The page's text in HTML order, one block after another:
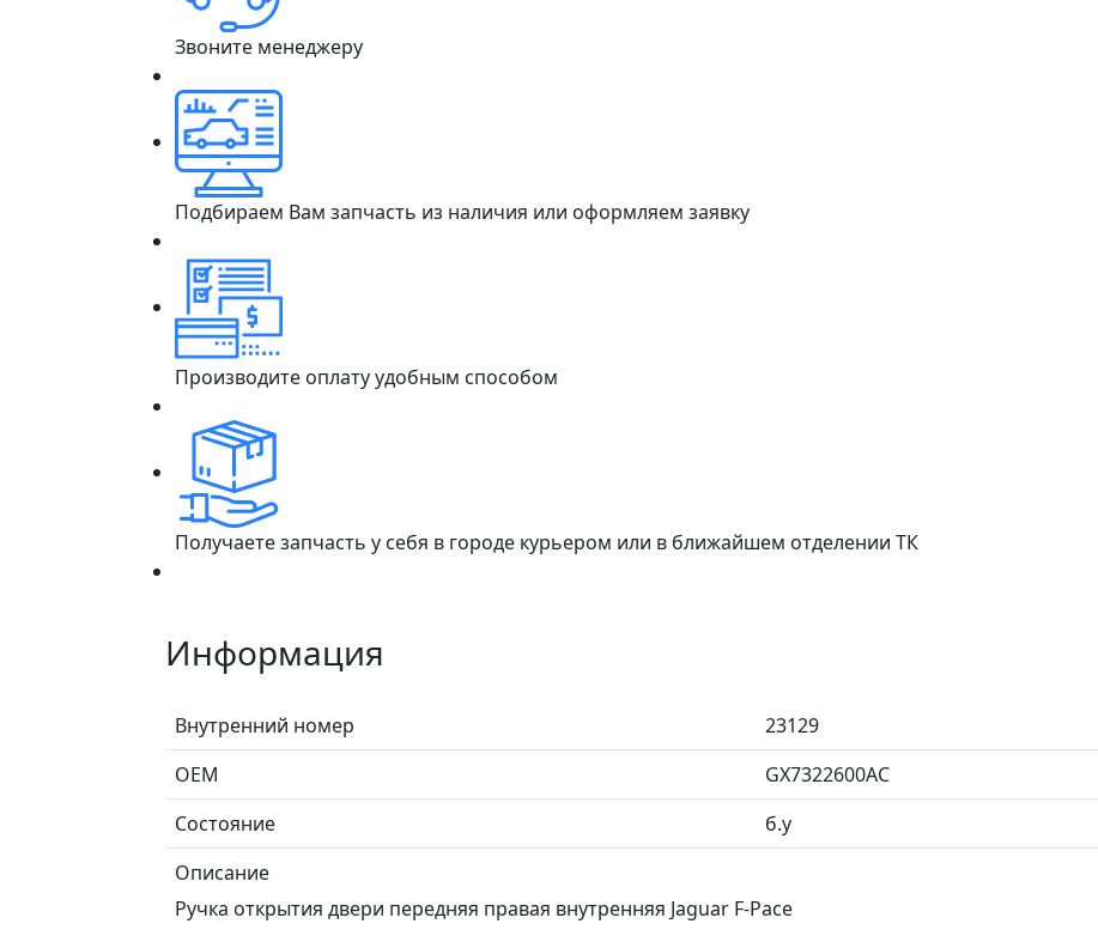
Звоните менеджеру
Подбираем Вам запчасть из наличия или оформляем заявку
Производите оплату удобным способом
Получаете запчасть у себя в городе курьером или в ближайшем отделении ТК
Информация
Внутренний номер
23129
ОЕМ
GX7322600AC
Состояние
б.у
Описание
Ручка открытия двери передняя правая внутренняя Jaguar F-Pace